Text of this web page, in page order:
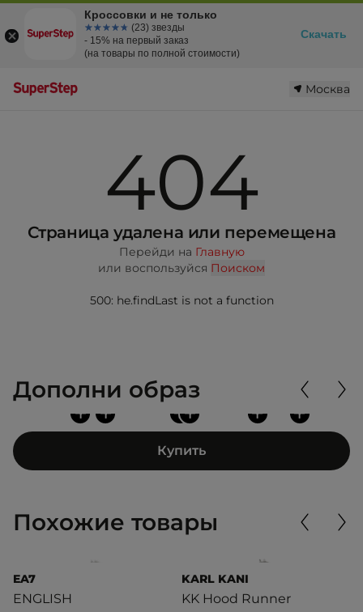
Москва
404
Страница удалена или перемещена
Перейди на Главную
или воспользуйся Поиском
500: he.findLast is not a function
Дополни образ
+
+
+ + +
+
Купить
Похожие товары
EA7
ENGLISH
KARL KANI
KK Hood Runner
Кроссовки и не только
☆☆☆☆☆
★★★★★ (23) звезды
- 15% на первый заказ
(на товары по полной стоимости)
Скачать